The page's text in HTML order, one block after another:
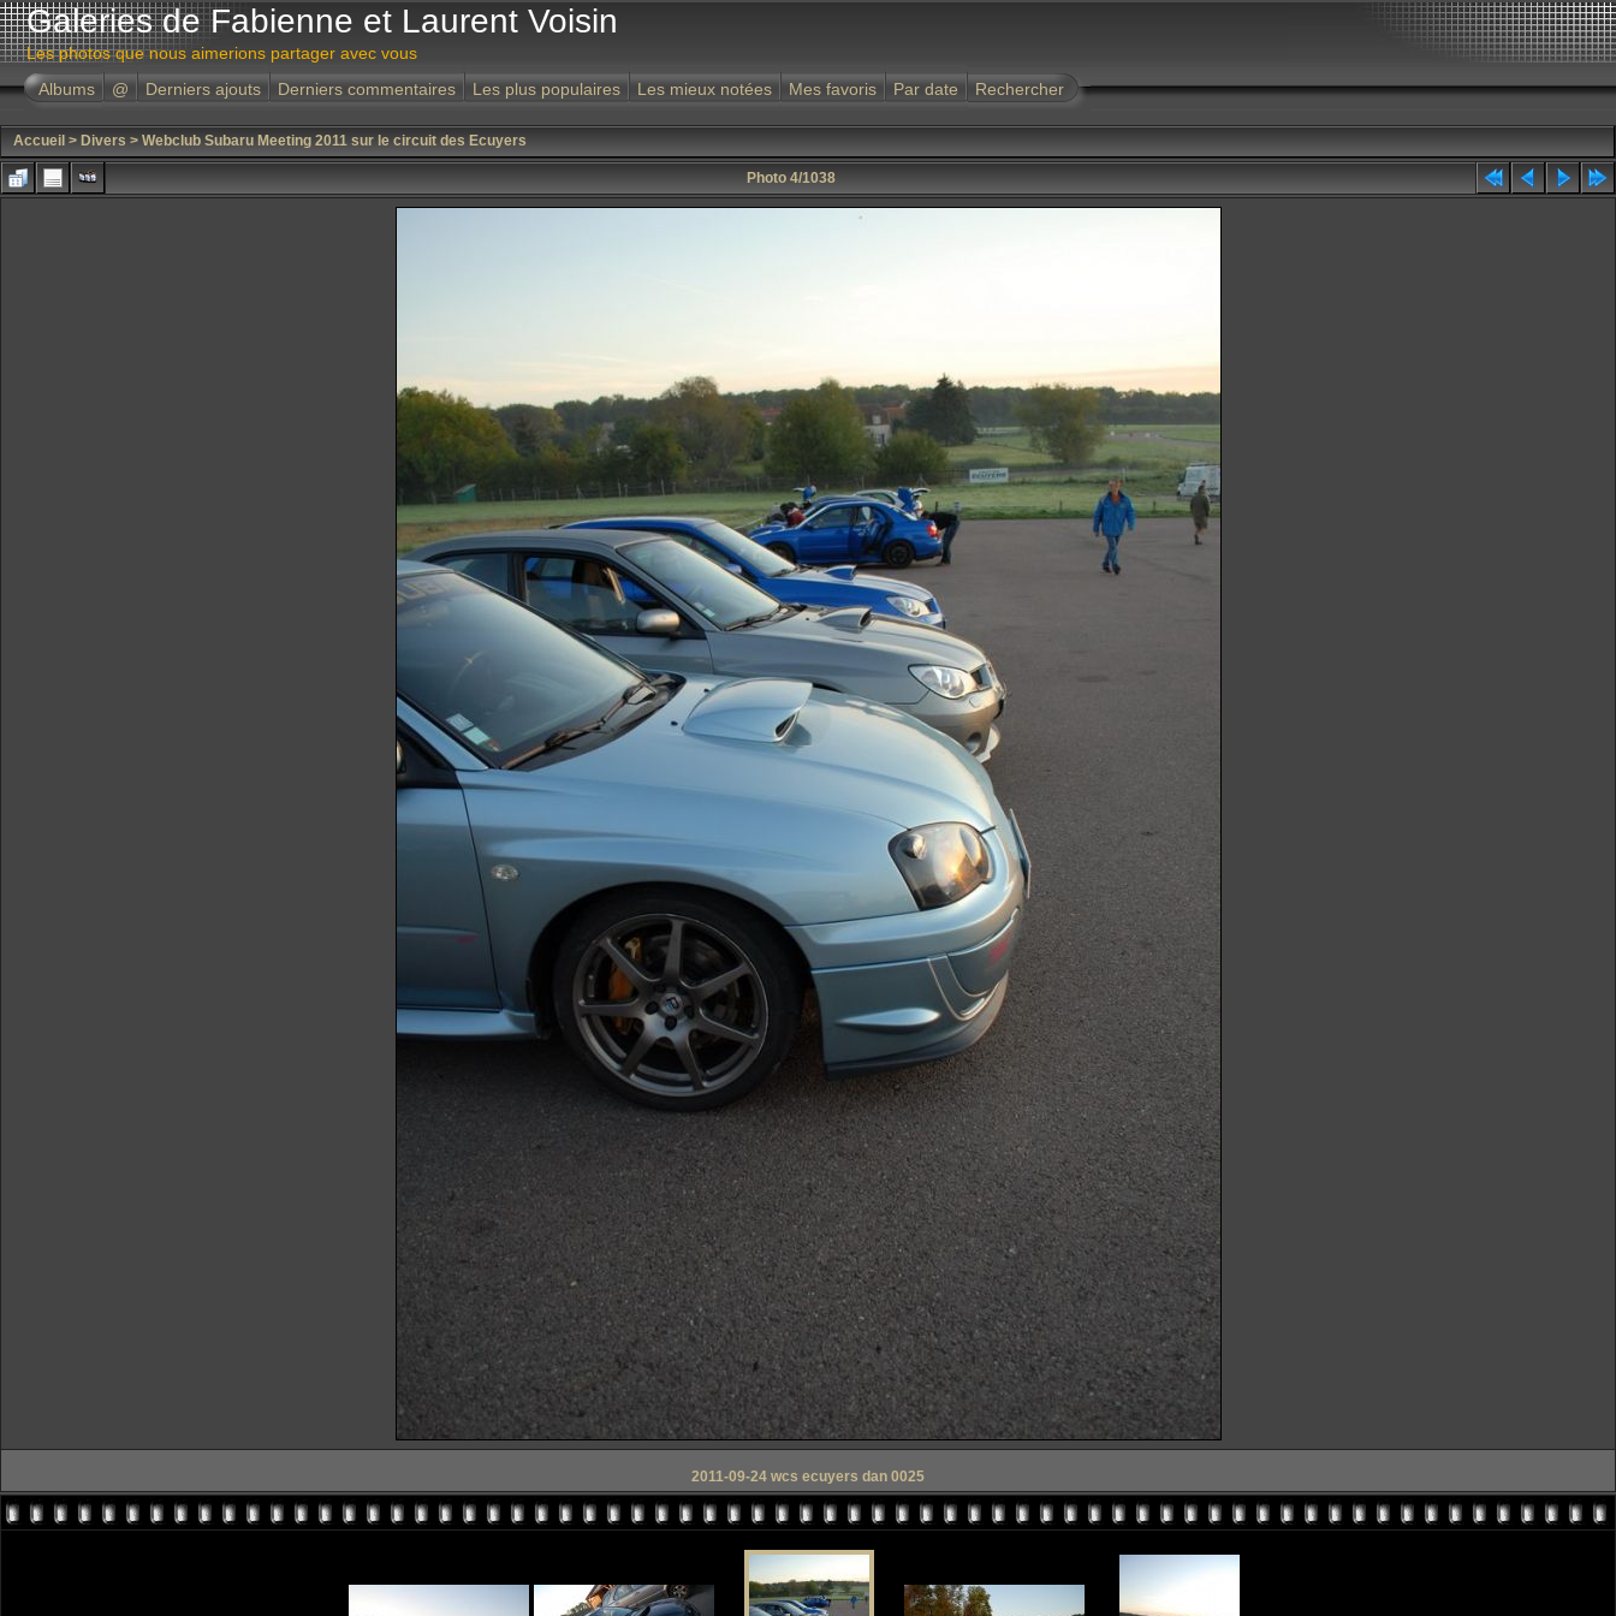
Galeries de Fabienne et Laurent Voisin
Les photos que nous aimerions partager avec vous
Albums
@ Derniers ajouts Derniers commentaires Les plus populaires Les mieux notées Mes favoris Par date Rechercher
Accueil > Divers > Webclub Subaru Meeting 2011 sur le circuit des Ecuyers
Photo 4/1038
2011-09-24 wcs ecuyers dan 0025